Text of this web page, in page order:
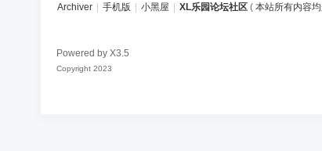
Archiver 手机版 小黑屋 XL乐园论坛社区 ( 本站所有内容
Powered by X3.5
Copyright 2023